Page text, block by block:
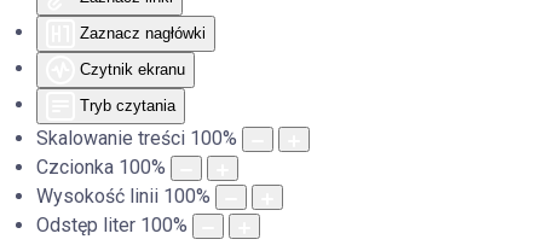
Zaznacz nagłówki
Czytnik ekranu
Tryb czytania
Skalowanie treści 100%
Czcionka 100%
Wysokość linii 100%
Odstęp liter 100%